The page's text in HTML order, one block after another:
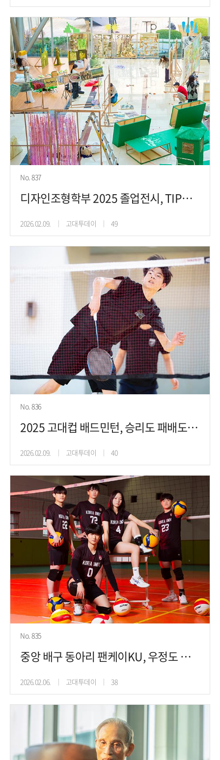
No. 837
디자인조형학부 2025 졸업전시, TIPPING POINT
2026.02.09. 고대투데이 49
No. 836
2025 고대컵 배드민턴, 승리도 패배도 함께, 복식의 세계
2026.02.09. 고대투데이 40
No. 835
중앙 배구 동아리 팬케이KU, 우정도 열정도 서브, 리시브, 스파이크!
2026.02.06. 고대투데이 38